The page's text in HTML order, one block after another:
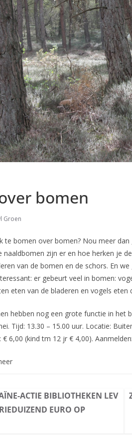
bomen
Groen
te bomen over bomen? Nou meer
naaldbomen zijn er en hoe herken je
van de bomen en de schors. En
er gebeurt veel in bomen:
eten van de bladeren en vogels
hebben nog een grote functie in het
Tijd: 13.30 – 15.00 uur. Locatie:
€ 6,00 (kind tm 12 jr € 4,00).
ACTIE BIBLIOTHEKEN LEV
EURO OP